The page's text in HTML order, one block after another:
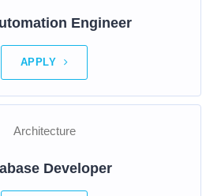
Engineer
APPLY
Architecture
Developer